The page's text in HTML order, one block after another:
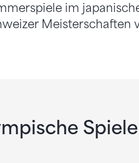
im
Meisterschaften